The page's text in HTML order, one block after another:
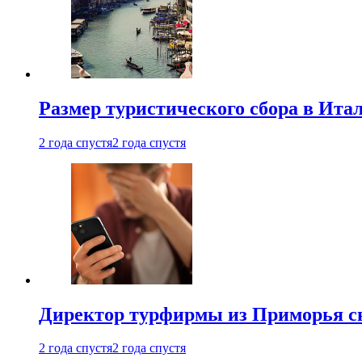
Размер туристического сбора в
2 года спустя2 года спустя
Директор турфирмы из Приморья
2 года спустя2 года спустя